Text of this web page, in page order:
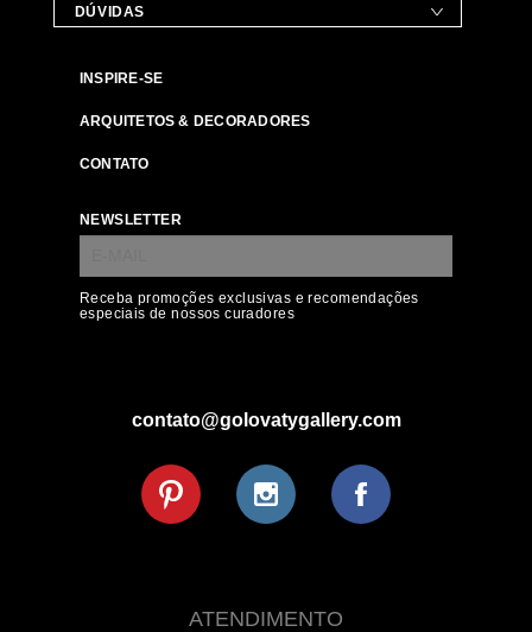
DÚVIDAS
INSPIRE-SE
ARQUITETOS & DECORADORES
CONTATO
NEWSLETTER
Receba promoções exclusivas e recomendações
especiais de nossos curadores
contato@golovatygallery.com
ATENDIMENTO